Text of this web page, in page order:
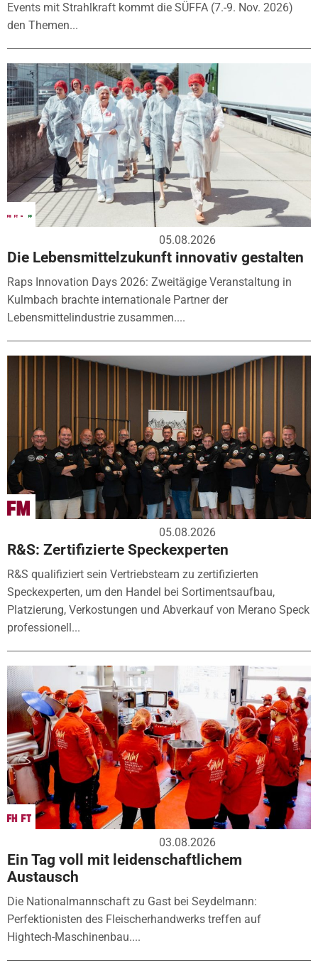
Events mit Strahlkraft kommt die SÜFFA (7.-9. Nov. 2026)
den Themen...
05.08.2026
Die Lebensmittelzukunft innovativ gestalten
Raps Innovation Days 2026: Zweitägige Veranstaltung in
Kulmbach brachte internationale Partner der
Lebensmittelindustrie zusammen....
05.08.2026
R&S: Zertifizierte Speckexperten
R&S qualifiziert sein Vertriebsteam zu zertifizierten
Speckexperten, um den Handel bei Sortimentsaufbau,
Platzierung, Verkostungen und Abverkauf von Merano Speck
professionell...
03.08.2026
Ein Tag voll mit leidenschaftlichem
Austausch
Die Nationalmannschaft zu Gast bei Seydelmann:
Perfektionisten des Fleischerhandwerks treffen auf
Hightech-Maschinenbau....